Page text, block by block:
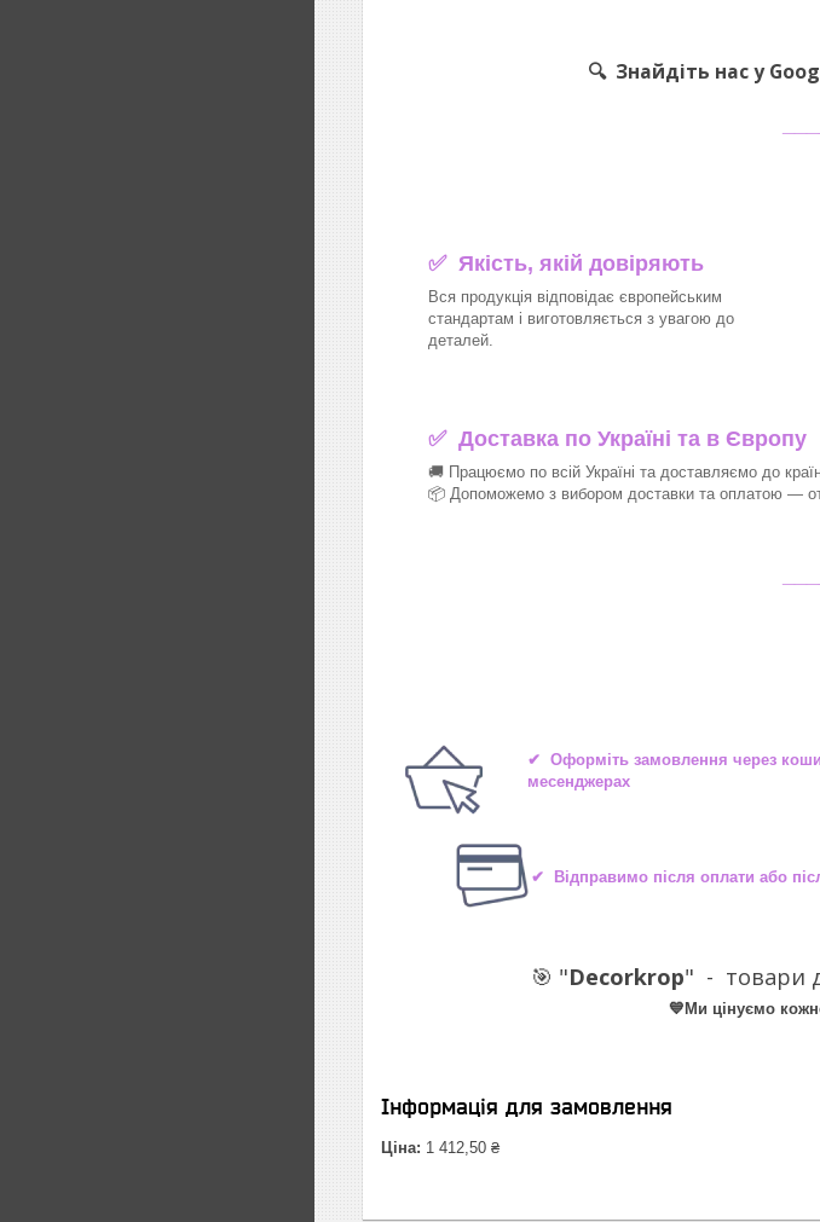
🔍 Знайдіть нас у
✅ Якість, якій довіряють
Вся продукція відповідає європейським
стандартам і виготовляється з увагою до
деталей.
✅Доставка по Україні та в Європу
🚚 Працюємо по всій Україні та доставляємо до
📦 Допоможемо з вибором доставки та оплатою —
✔ Оформіть замовлення через
месенджерах
✔ Відправимо після оплати або
🎯 "Decorkrop" - товари
💙Ми цінуємо
Інформація для замовлення
Ціна: 1 412,50 ₴